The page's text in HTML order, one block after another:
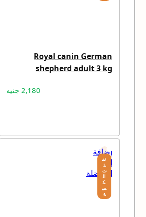
Royal canin German
shepherd adult 3 kg
2,180 جنيه
نف
ذ
ت
ال
ك
مي
ة
إضافة
إلى
المفضلة